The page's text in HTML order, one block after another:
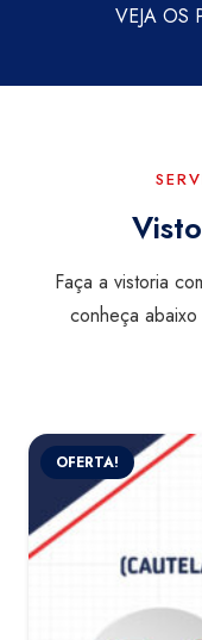
VEJA OS
Faça a vistoria
conheça
OFERTA!